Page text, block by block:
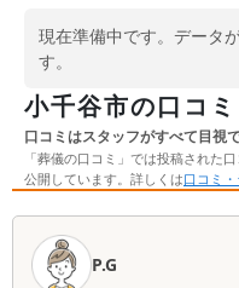
現在準備中です。データ
す。
小千谷市の口コ
口コミはスタッフがすべて目視
「葬儀の口コミ」では投稿された
公開しています。詳しくは口コミ
口
P.G